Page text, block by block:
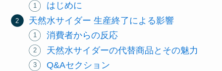
はじめに
天然水サイダー 生産終了による影響
消費者からの反応
天然水サイダーの代替商品とその魅力
Q&Aセクション